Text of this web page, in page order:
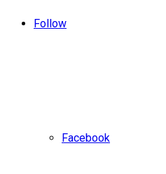
Follow
Facebook